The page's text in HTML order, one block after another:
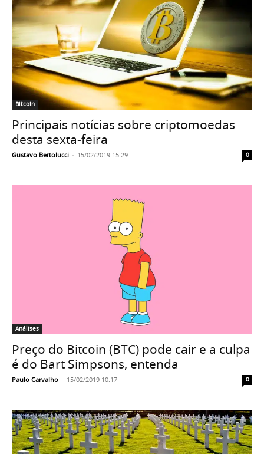
Bitcoin
Principais notícias sobre criptomoedas
desta sexta-feira
Gustavo Bertolucci - 15/02/2019 15:29 0
Análises
Preço do Bitcoin (BTC) pode cair e a culpa
é do Bart Simpsons, entenda
Paulo Carvalho - 15/02/2019 10:17 0